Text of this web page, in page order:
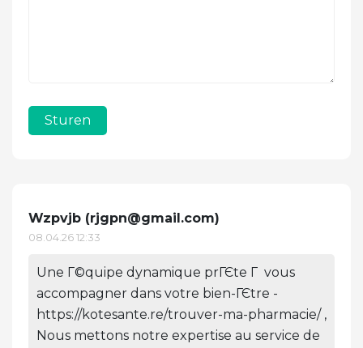
Sturen
Wzpvjb (rjgpn@gmail.com)
08.04.26 12:33
Une Г©quipe dynamique prГЄte Г vous
accompagner dans votre bien-ГЄtre -
https://kotesante.re/trouver-ma-pharmacie/ ,
Nous mettons notre expertise au service de